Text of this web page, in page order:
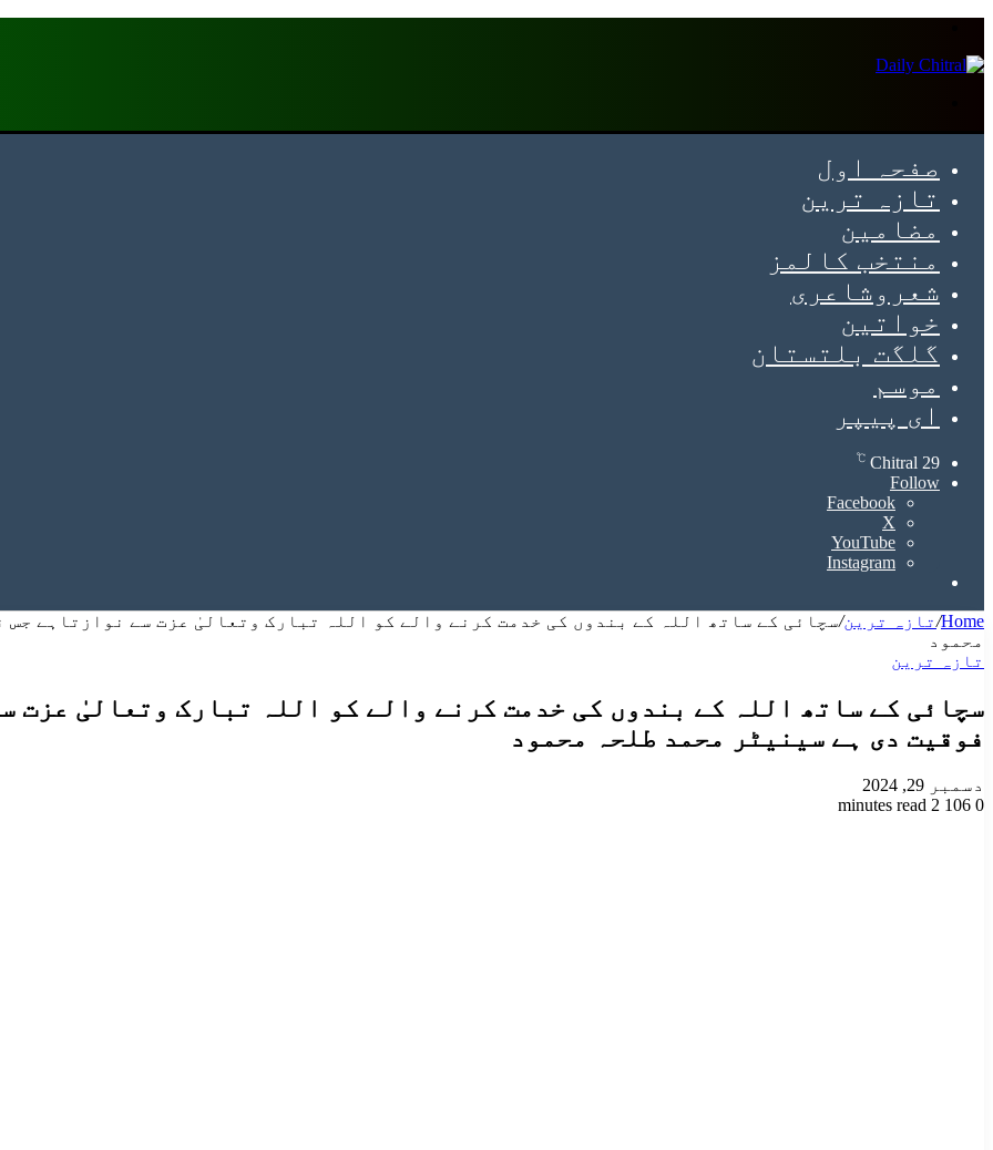
صفحہ اول
تازہ ترین
مضامین
منتخب کالمز
شعروشاعری
خواتین
گلگت بلتستان
موسم
ای پیپر
Chitral 29
℃
Follow
Facebook
X
YouTube
Instagram
Home
/تازہ ترین/سچائی کے ساتھ اللہ کے بندوں کی خدمت کرنے والے کو اللہ تبارک وتعالیٰ عزت سے نوازتاہے جس
محمود
تازہ ترین
سچائی کے ساتھ اللہ کے بندوں کی خدمت کرنے والے کو اللہ تبارک وتعالیٰ عزت
فوقیت دی ہے سینیٹر محمد طلحہ محمود
دسمبر 29, 2024
0
2 minutes read